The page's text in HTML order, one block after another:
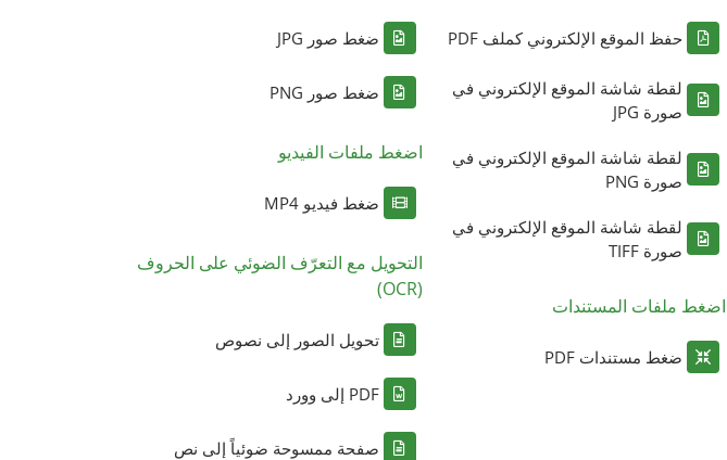
حفظ الموقع الإلكتروني كملف PDF
لقطة شاشة الموقع الإلكتروني في
صورة JPG
لقطة شاشة الموقع الإلكتروني في
صورة PNG
لقطة شاشة الموقع الإلكتروني في
صورة TIFF
اضغط ملفات المستندات
ضغط مستندات PDF
ضغط صور JPG
ضغط صور PNG
اضغط ملفات الفيديو
ضغط فيديو MP4
التحويل مع التعرّف الضوئي على الحروف
(OCR)
تحويل الصور إلى نصوص
PDF إلى وورد
صفحة ممسوحة ضوئياً إلى نص